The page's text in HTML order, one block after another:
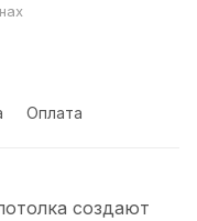
Оплата
создают